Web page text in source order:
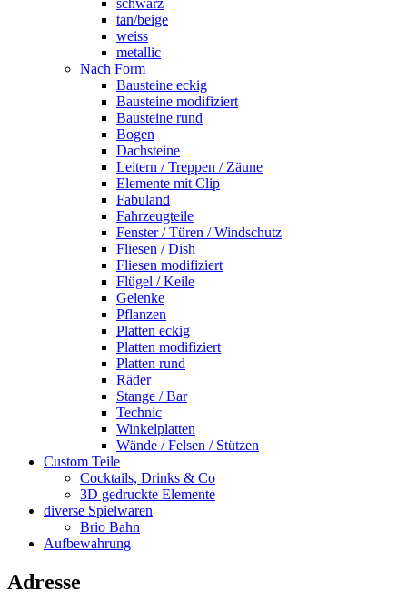
tan/beige
weiss
metallic
Nach Form
Bausteine eckig
Bausteine modifiziert
Bausteine rund
Bogen
Dachsteine
Leitern / Treppen / Zäune
Elemente mit Clip
Fabuland
Fahrzeugteile
Fenster / Türen / Windschutz
Fliesen / Dish
Fliesen modifiziert
Flügel / Keile
Gelenke
Pflanzen
Platten eckig
Platten modifiziert
Platten rund
Räder
Stange / Bar
Technic
Winkelplatten
Wände / Felsen / Stützen
Custom Teile
Cocktails, Drinks & Co
3D gedruckte Elemente
diverse Spielwaren
Brio Bahn
Aufbewahrung
Adresse